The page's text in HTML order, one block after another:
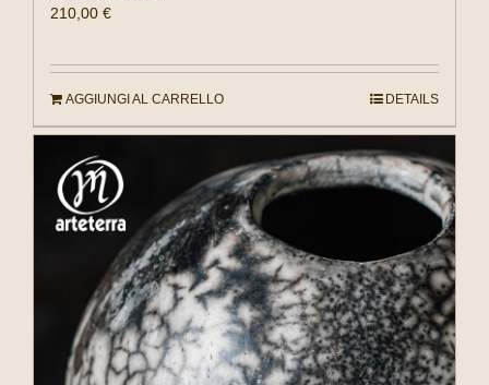
210,00 €
AGGIUNGI AL CARRELLO DETAILS